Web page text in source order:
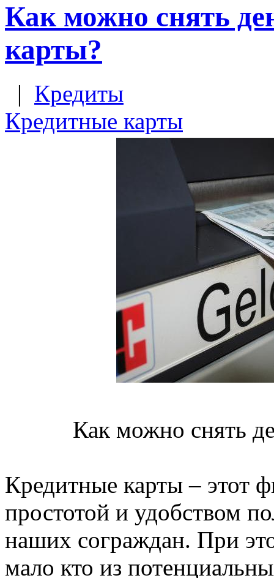
Как можно снять
карты?
| Кредиты
Кредитные карты
Как можно снять
Кредитные карты – этот
простотой и удобством
наших сограждан. При
мало кто из